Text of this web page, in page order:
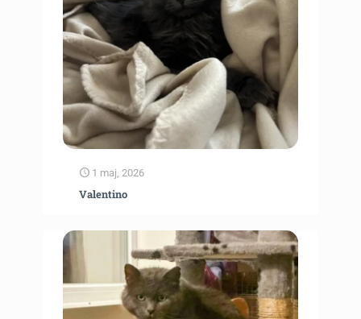
1 maj, 2026
Valentino